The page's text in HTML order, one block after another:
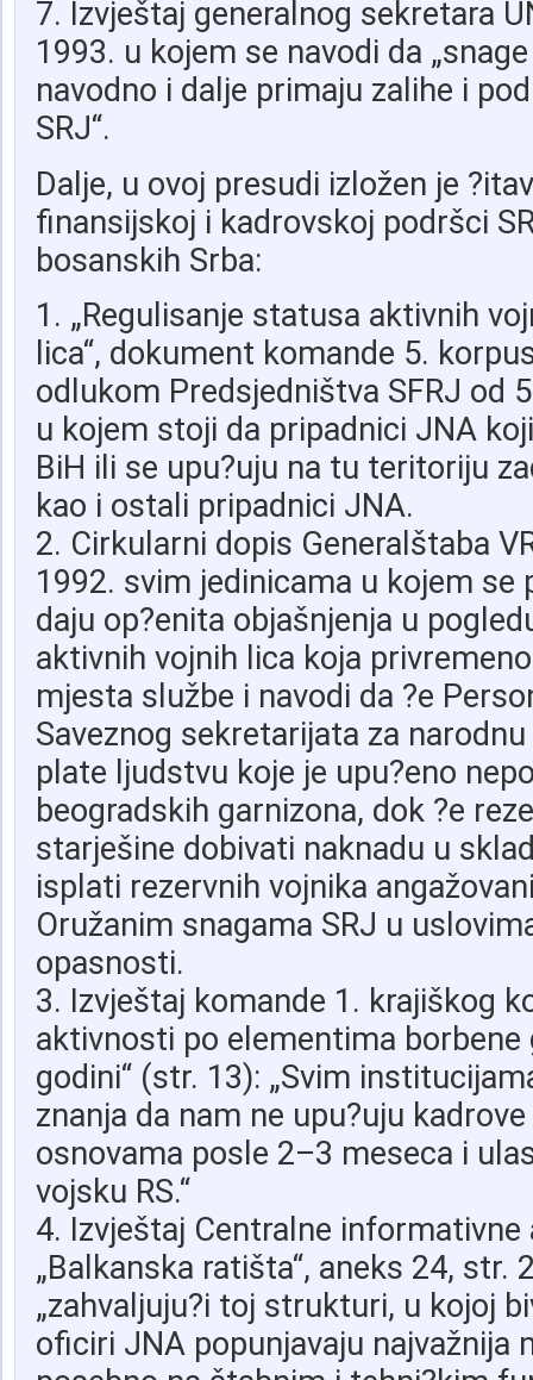
7. Izvještaj generalnog sekretara
1993. u kojem se navodi da
navodno i dalje primaju zalihe i
SRJ“.
Dalje, u ovoj presudi izložen je
finansijskoj i kadrovskoj podršci
bosanskih Srba:
1. „Regulisanje statusa aktivnih
lica“, dokument komande 5.
odlukom Predsjedništva SFRJ od
u kojem stoji da pripadnici JNA
BiH ili se upu?uju na tu teritoriju
kao i ostali pripadnici JNA.
2. Cirkularni dopis Generalštaba
1992. svim jedinicama u kojem se
daju op?enita objašnjenja u
aktivnih vojnih lica koja
mjesta službe i navodi da ?e
Saveznog sekretarijata za
plate ljudstvu koje je upu?eno
beogradskih garnizona, dok ?e
starješine dobivati naknadu u
isplati rezervnih vojnika
Oružanim snagama SRJ u
opasnosti.
3. Izvještaj komande 1. krajiškog
aktivnosti po elementima
godini“ (str. 13): „Svim
znanja da nam ne upu?uju
osnovama posle 2–3 meseca i
vojsku RS.“
4. Izvještaj Centralne informativne
„Balkanska ratišta“, aneks 24, str.
„zahvaljuju?i toj strukturi, u kojoj
oficiri JNA popunjavaju najvažnija